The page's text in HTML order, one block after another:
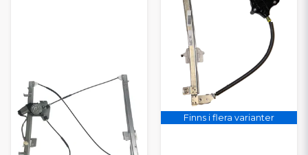
Finns i flera varianter